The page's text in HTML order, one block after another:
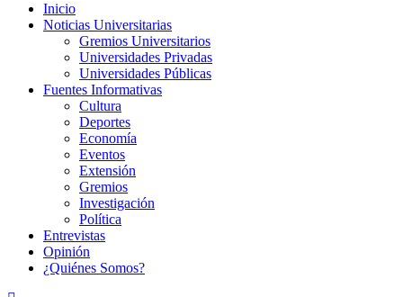
Inicio
Noticias Universitarias
Gremios Universitarios
Universidades Privadas
Universidades Públicas
Fuentes Informativas
Cultura
Deportes
Economía
Eventos
Extensión
Gremios
Investigación
Política
Entrevistas
Opinión
¿Quiénes Somos?